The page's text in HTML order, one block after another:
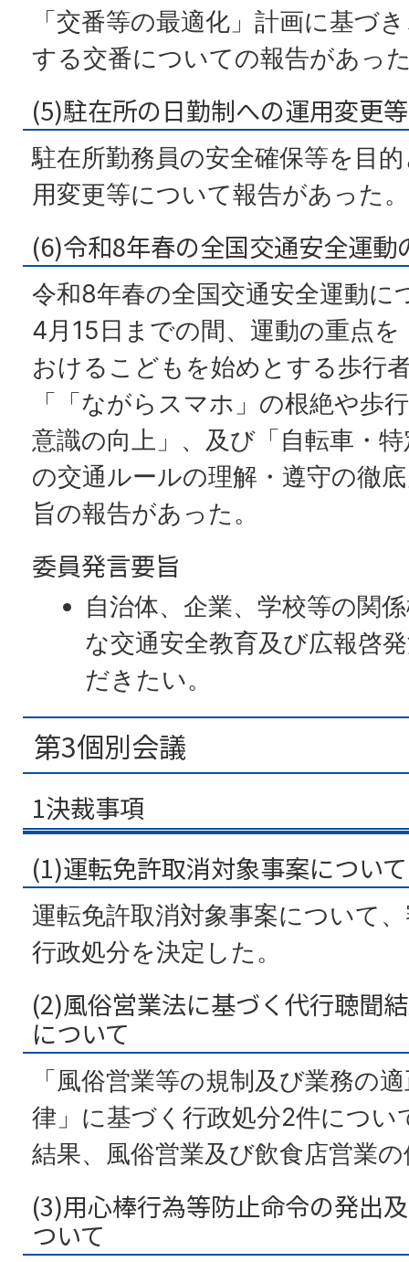
「交番等の最適化」計画に基づ
する交番についての報告があっ
(5)駐在所の日勤制への運用変更
駐在所勤務員の安全確保等を目
用変更等について報告があった。
(6)令和8年春の全国交通安全運動
令和8年春の全国交通安全運動
4月15日までの間、運動の重点
おけるこどもを始めとする歩行
「「ながらスマホ」の根絶や歩
意識の向上」、及び「自転車・
の交通ルールの理解・遵守の徹
旨の報告があった。
委員発言要旨
自治体、企業、学校等の関
な交通安全教育及び広報啓
だきたい。
第3個別会議
1決裁事項
(1)運転免許取消対象事案について
運転免許取消対象事案について
行政処分を決定した。
(2)風俗営業法に基づく代行聴聞
について
「風俗営業等の規制及び業務の
律」に基づく行政処分2件につい
結果、風俗営業及び飲食店営業
(3)用心棒行為等防止命令の発出
ついて